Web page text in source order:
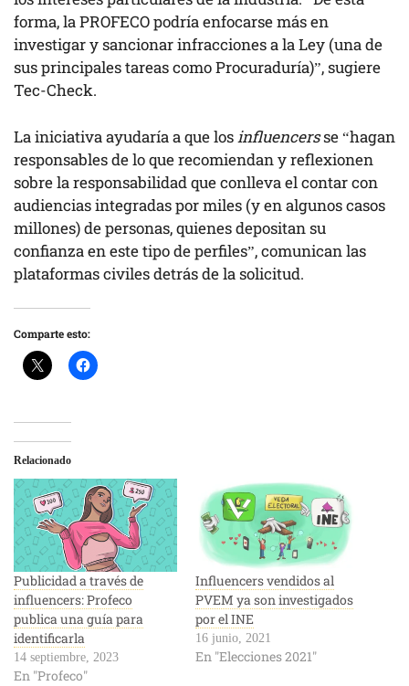
forma, la PROFECO podría enfocarse más en
investigar y sancionar infracciones a la Ley (una de
sus principales tareas como Procuraduría)”, sugiere
Tec-Check.
La iniciativa ayudaría a que los influencersse “hagan
responsables de lo que recomiendan y reflexionen
sobre la responsabilidad que conlleva el contar con
audiencias integradas por miles (y en algunos casos
millones) de personas, quienes depositan su
confianza en este tipo de perfiles”, comunican las
plataformas civiles detrás de la solicitud.
Comparte esto:
Relacionado
Publicidad a través de
influencers: Profeco
publica una guía para
identificarla
14 septiembre, 2023
En "Profeco"
Influencers vendidos al
PVEM ya son investigados
por el INE
16 junio, 2021
En "Elecciones 2021"